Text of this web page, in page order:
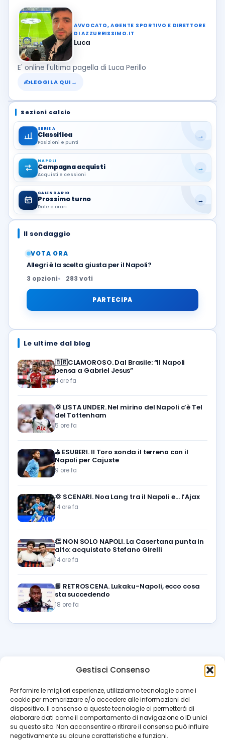
Gestisci Consenso
Per fornire le migliori esperienze, utilizziamo tecnologie come i
cookie per memorizzare e/o accedere alle informazioni del
dispositivo. Il consenso a queste tecnologie ci permetterà di
elaborare dati come il comportamento di navigazione o ID unici
su questo sito. Non acconsentire o ritirare il consenso può influire
negativamente su alcune caratteristiche e funzioni.
AVVOCATO, AGENTE SPORTIVO E DIRETTORE
DI AZZURRISSIMO.IT
Luca
E' online l'ultima pagella di Luca Perillo
✍LEGGILA QUI →
Sezioni calcio
SERIE A
Classifica
Posizioni e punti
→
NAPOLI
Campagna acquisti
Acquisti e cessioni
→
CALENDARIO
Prossimo turno
Date e orari
→
Il sondaggio
VOTA ORA
Allegri è la scelta giusta per il Napoli?
3 opzioni 283 voti
PARTECIPA
Le ultime dal blog
🇧🇷CLAMOROSO. Dal Brasile: “Il Napoli
pensa a Gabriel Jesus”
4 ore fa
💢 LISTA UNDER. Nel mirino del Napoli c’è Tel
del Tottenham
5 ore fa
⛳ ESUBERI. Il Toro sonda il terreno con il
Napoli per Cajuste
9 ore fa
💢 SCENARI. Noa Lang tra il Napoli e… l’Ajax
14 ore fa
👏 NON SOLO NAPOLI. La Casertana punta in
alto: acquistato Stefano Girelli
14 ore fa
📘 RETROSCENA. Lukaku-Napoli, ecco cosa
sta succedendo
18 ore fa
azzurrissimo.it
Il blog di riferimento per i tifosi del Napoli. News, interviste,
pagelle e calciomercato. Testata giornalistica registrata
al Tribunale di Napoli (n. 48 dell’08/10/2012). Direttore Luca
Perillo